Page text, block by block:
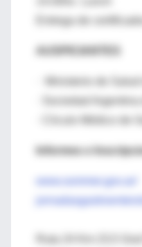
Entrega de
· Sociedad
· Círculo Médico de
Informes e
www.sommer.gov.ar/
Ruta 24 Km 23,5